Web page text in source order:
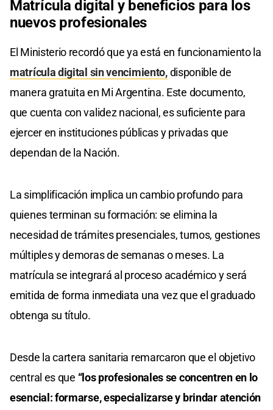
Matrícula digital y beneficios para los
nuevos profesionales
El Ministerio recordó que ya está en funcionamiento la
matrícula digital sin vencimiento,disponible de
manera gratuita en Mi Argentina. Este documento,
que cuenta con validez nacional, es suficiente para
ejercer en instituciones públicas y privadas que
dependan de la Nación.
La simplificación implica un cambio profundo para
quienes terminan su formación: se elimina la
necesidad de trámites presenciales, turnos, gestiones
múltiples y demoras de semanas o meses. La
matrícula se integrará al proceso académico y será
emitida de forma inmediata una vez que el graduado
obtenga su título.
Desde la cartera sanitaria remarcaron que el objetivo
central es que “los profesionales se concentren en lo
esencial: formarse, especializarse y brindar atención